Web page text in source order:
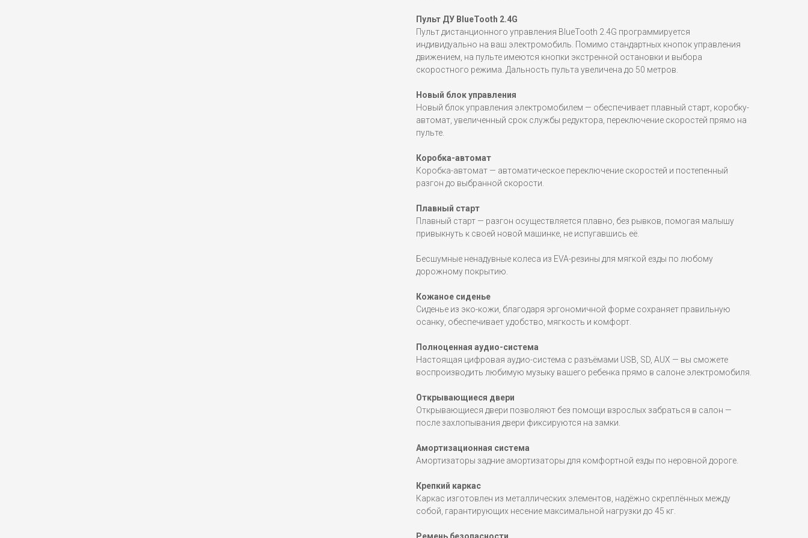
Пульт ДУ BlueTooth 2.4G
Пульт дистанционного управления BlueTooth 2.4G программируется
индивидуально на ваш электромобиль. Помимо стандартных кнопок управления
движением, на пульте имеются кнопки экстренной остановки и выбора
скоростного режима. Дальность пульта увеличена до 50 метров.
Новый блок управления
Новый блок управления электромобилем — обеспечивает плавный старт, коробку-
автомат, увеличенный срок службы редуктора, переключение скоростей прямо на
пульте.
Коробка-автомат
Коробка-автомат — автоматическое переключение скоростей и постепенный
разгон до выбранной скорости.
Плавный старт
Плавный старт — разгон осуществляется плавно, без рывков, помогая малышу
привыкнуть к своей новой машинке, не испугавшись её.
Бесшумные ненадувные колеса из EVA-резины для мягкой езды по любому
дорожному покрытию.
Кожаное сиденье
Сиденье из эко-кожи, благодаря эргономичной форме сохраняет правильную
осанку, обеспечивает удобство, мягкость и комфорт.
Полноценная аудио-система
Настоящая цифровая аудио-система с разъёмами USB, SD, AUX — вы сможете
воспроизводить любимую музыку вашего ребенка прямо в салоне электромобиля.
Открывающиеся двери
Открывающиеся двери позволяют без помощи взрослых забраться в салон —
после захлопывания двери фиксируются на замки.
Амортизационная система
Амортизаторы задние амортизаторы для комфортной езды по неровной дороге.
Крепкий каркас
Каркас изготовлен из металлических элементов, надёжно скреплённых между
собой, гарантирующих несение максимальной нагрузки до 45 кг.